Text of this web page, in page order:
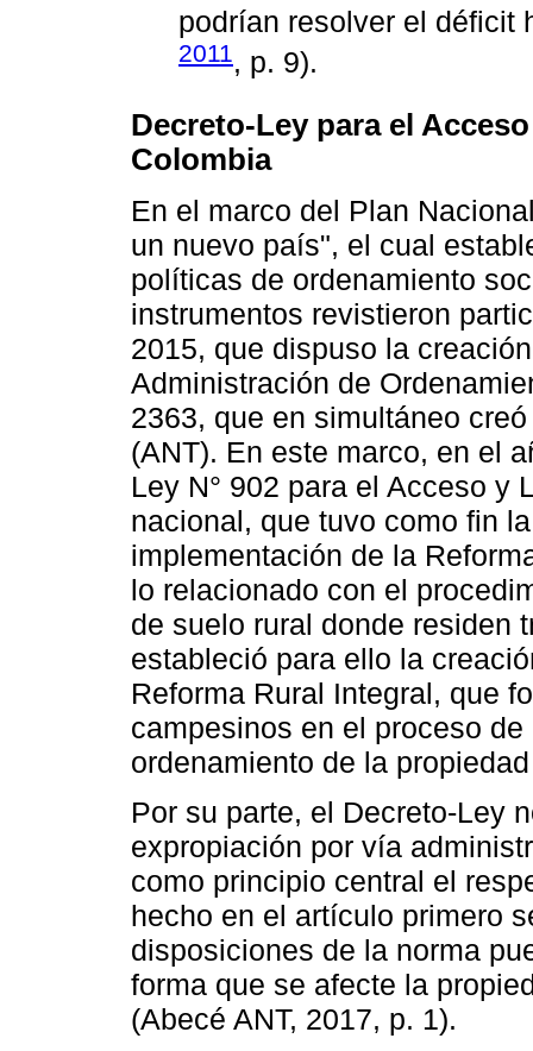
podrían resolver el déficit
2011, p. 9).
Decreto-Ley para el
Colombia
En el marco del Plan
un nuevo país", el cual
políticas de ordenamiento
instrumentos revistieron
2015, que dispuso la
Administración de
2363, que en simultáneo
(ANT). En este marco, en el
Ley N° 902 para el Acceso y
nacional, que tuvo como fin
implementación de la
lo relacionado con el
de suelo rural donde residen
estableció para ello la
Reforma Rural Integral, que
campesinos en el proceso
ordenamiento de la
Por su parte, el Decreto-Ley
expropiación por vía
como principio central el
hecho en el artículo primero
disposiciones de la norma
forma que se afecte la
(Abecé ANT, 2017, p. 1).